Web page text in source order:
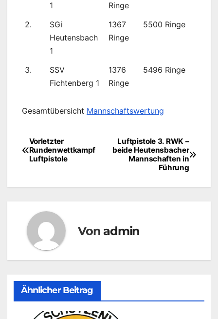
1
Ringe
2.
SGi
Heutensbach
1
1367
Ringe
5500 Ringe
3.
SSV
Fichtenberg 1
1376
Ringe
5496 Ringe
Gesamtübersicht Mannschaftswertung
Beitragsnavigation
Luftpistole 3. RWK –
beide Heutensbacher
Mannschaften in
Führung
Vorletzter
Rundenwettkampf
Luftpistole
Von admin
Ähnlicher Beitrag